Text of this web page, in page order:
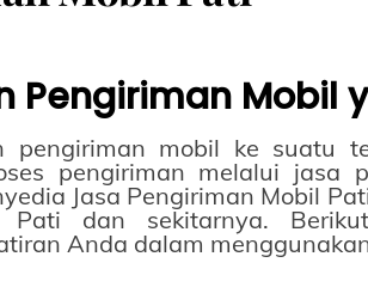
Pengiriman Mobil
pengiriman mobil ke suatu
pengiriman melalui jasa
Jasa Pengiriman Mobil
dan sekitarnya.
Anda dalam